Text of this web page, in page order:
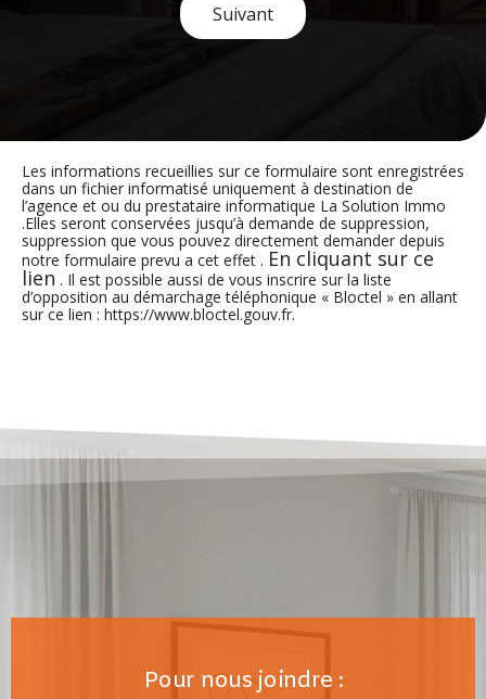
Suivant
Les informations recueillies sur ce formulaire sont enregistrées
dans un fichier informatisé uniquement à destination de
l’agence et ou du prestataire informatique La Solution Immo
.Elles seront conservées jusqu’à demande de suppression,
suppression que vous pouvez directement demander depuis
notre formulaire prevu a cet effet . En cliquant sur ce
lien . Il est possible aussi de vous inscrire sur la liste
d’opposition au démarchage téléphonique « Bloctel » en allant
sur ce lien : https://www.bloctel.gouv.fr.
Pour nous joindre :